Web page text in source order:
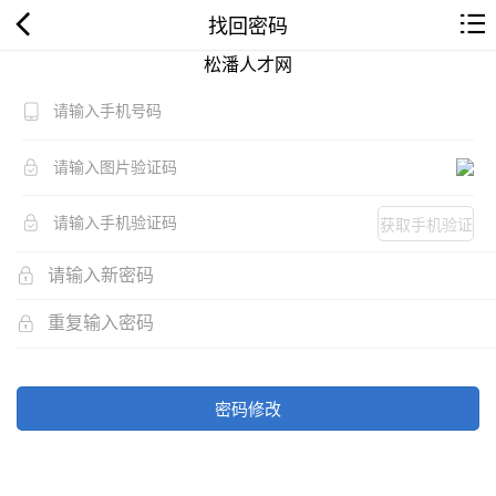
找回密码
松潘人才网
获取手机验证
密码修改